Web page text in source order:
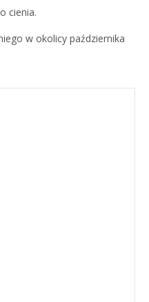
cienia.
w okolicy października